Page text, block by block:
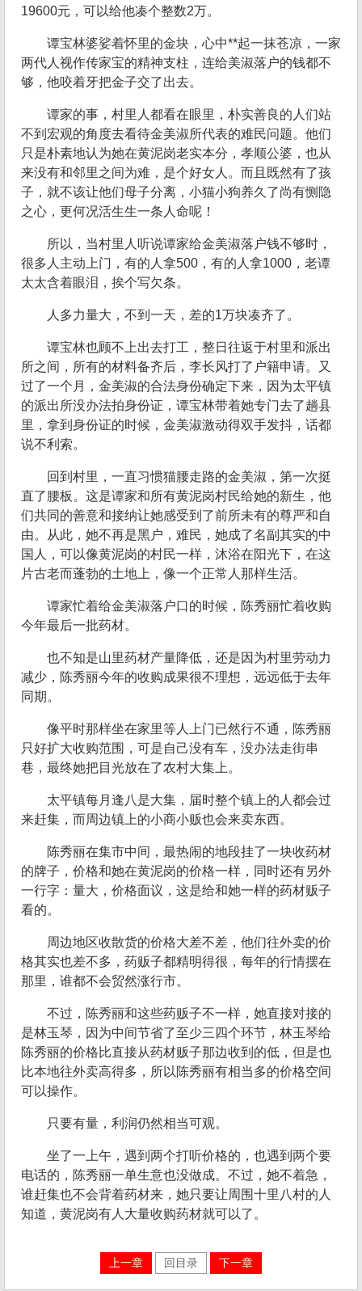
19600元，可以给他凑个整数2万。
谭宝林婆娑着怀里的金块，心中**起一抹苍凉，一家
两代人视作传家宝的精神支柱，连给美淑落户的钱都不
够，他咬着牙把金子交了出去。
谭家的事，村里人都看在眼里，朴实善良的人们站
不到宏观的角度去看待金美淑所代表的难民问题。他们
只是朴素地认为她在黄泥岗老实本分，孝顺公婆，也从
来没有和邻里之间为难，是个好女人。而且既然有了孩
子，就不该让他们母子分离，小猫小狗养久了尚有恻隐
之心，更何况活生生一条人命呢！
所以，当村里人听说谭家给金美淑落户钱不够时，
很多人主动上门，有的人拿500，有的人拿1000，老谭
太太含着眼泪，挨个写欠条。
人多力量大，不到一天，差的1万块凑齐了。
谭宝林也顾不上出去打工，整日往返于村里和派出
所之间，所有的材料备齐后，李长风打了户籍申请。又
过了一个月，金美淑的合法身份确定下来，因为太平镇
的派出所没办法拍身份证，谭宝林带着她专门去了趟县
里，拿到身份证的时候，金美淑激动得双手发抖，话都
说不利索。
回到村里，一直习惯猫腰走路的金美淑，第一次挺
直了腰板。这是谭家和所有黄泥岗村民给她的新生，他
们共同的善意和接纳让她感受到了前所未有的尊严和自
由。从此，她不再是黑户，难民，她成了名副其实的中
国人，可以像黄泥岗的村民一样，沐浴在阳光下，在这
片古老而蓬勃的土地上，像一个正常人那样生活。
谭家忙着给金美淑落户口的时候，陈秀丽忙着收购
今年最后一批药材。
也不知是山里药材产量降低，还是因为村里劳动力
减少，陈秀丽今年的收购成果很不理想，远远低于去年
同期。
像平时那样坐在家里等人上门已然行不通，陈秀丽
只好扩大收购范围，可是自己没有车，没办法走街串
巷，最终她把目光放在了农村大集上。
太平镇每月逢八是大集，届时整个镇上的人都会过
来赶集，而周边镇上的小商小贩也会来卖东西。
陈秀丽在集市中间，最热闹的地段挂了一块收药材
的牌子，价格和她在黄泥岗的价格一样，同时还有另外
一行字：量大，价格面议，这是给和她一样的药材贩子
看的。
周边地区收散货的价格大差不差，他们往外卖的价
格其实也差不多，药贩子都精明得很，每年的行情摆在
那里，谁都不会贸然涨行市。
不过，陈秀丽和这些药贩子不一样，她直接对接的
是林玉琴，因为中间节省了至少三四个环节，林玉琴给
陈秀丽的价格比直接从药材贩子那边收到的低，但是也
比本地往外卖高得多，所以陈秀丽有相当多的价格空间
可以操作。
只要有量，利润仍然相当可观。
坐了一上午，遇到两个打听价格的，也遇到两个要
电话的，陈秀丽一单生意也没做成。不过，她不着急，
谁赶集也不会背着药材来，她只要让周围十里八村的人
知道，黄泥岗有人大量收购药材就可以了。
上一章 回目录 下一章